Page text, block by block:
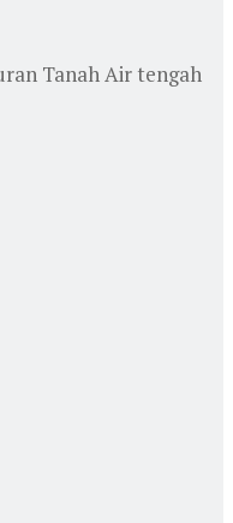
Tanah Air tengah